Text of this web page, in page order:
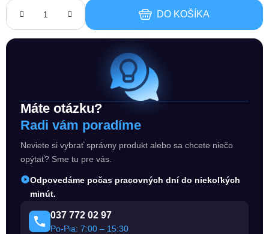
DO KOŠÍKA
Máte otázku?
Radi vám poradíme
Neviete si vybrať správny produkt alebo sa chcete niečo
opýtať? Sme tu pre vás.
Odpovedáme počas pracovných dní do niekoľkých
minút.
037 772 02 97
Po-Pia: 7:00 – 15:30